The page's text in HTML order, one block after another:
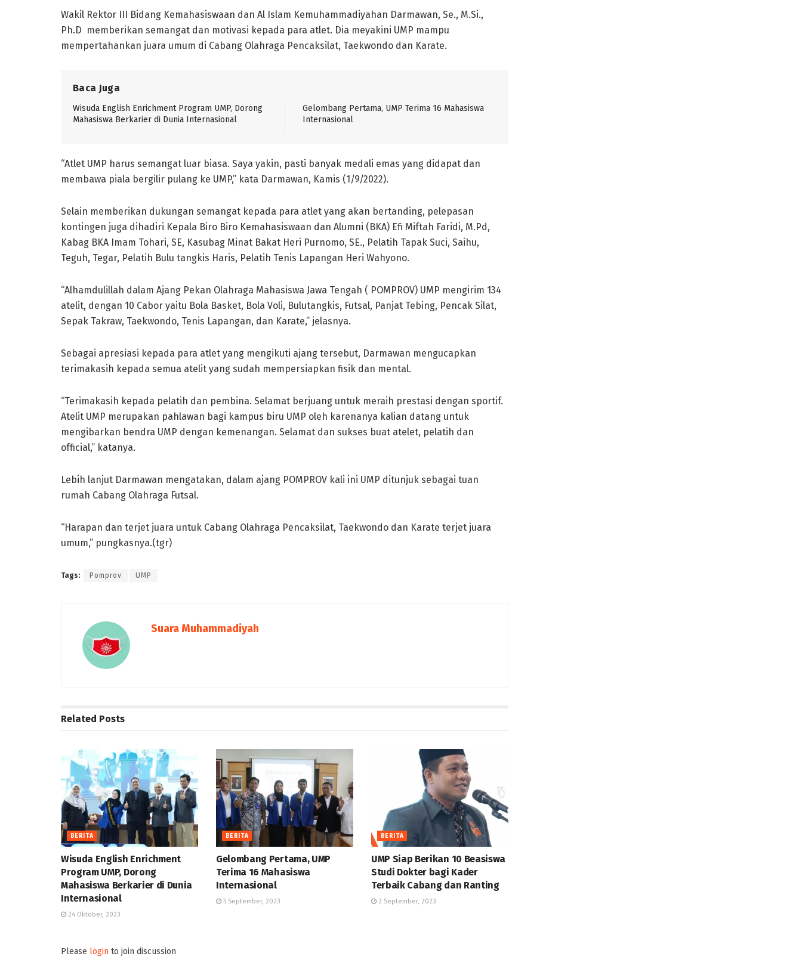
Wakil Rektor III Bidang Kemahasiswaan dan Al Islam Kemuhammadiyahan Darmawan, Se., M.Si.,
Ph.D memberikan semangat dan motivasi kepada para atlet. Dia meyakini UMP mampu
mempertahankan juara umum di Cabang Olahraga Pencaksilat, Taekwondo dan Karate.
Baca Juga
Wisuda English Enrichment Program UMP, Dorong
Mahasiswa Berkarier di Dunia Internasional
Gelombang Pertama, UMP Terima 16 Mahasiswa
Internasional
“Atlet UMP harus semangat luar biasa. Saya yakin, pasti banyak medali emas yang didapat dan
membawa piala bergilir pulang ke UMP,” kata Darmawan, Kamis (1/9/2022).
Selain memberikan dukungan semangat kepada para atlet yang akan bertanding, pelepasan
kontingen juga dihadiri Kepala Biro Biro Kemahasiswaan dan Alumni (BKA) Efi Miftah Faridi, M.Pd,
Kabag BKA Imam Tohari, SE, Kasubag Minat Bakat Heri Purnomo, SE., Pelatih Tapak Suci, Saihu,
Teguh, Tegar, Pelatih Bulu tangkis Haris, Pelatih Tenis Lapangan Heri Wahyono.
“Alhamdulillah dalam Ajang Pekan Olahraga Mahasiswa Jawa Tengah ( POMPROV) UMP mengirim 134
atelit, dengan 10 Cabor yaitu Bola Basket, Bola Voli, Bulutangkis, Futsal, Panjat Tebing, Pencak Silat,
Sepak Takraw, Taekwondo, Tenis Lapangan, dan Karate,” jelasnya.
Sebagai apresiasi kepada para atlet yang mengikuti ajang tersebut, Darmawan mengucapkan
terimakasih kepada semua atelit yang sudah mempersiapkan fisik dan mental.
“Terimakasih kepada pelatih dan pembina. Selamat berjuang untuk meraih prestasi dengan sportif.
Atelit UMP merupakan pahlawan bagi kampus biru UMP oleh karenanya kalian datang untuk
mengibarkan bendra UMP dengan kemenangan. Selamat dan sukses buat atelet, pelatih dan
official,” katanya.
Lebih lanjut Darmawan mengatakan, dalam ajang POMPROV kali ini UMP ditunjuk sebagai tuan
rumah Cabang Olahraga Futsal.
“Harapan dan terjet juara untuk Cabang Olahraga Pencaksilat, Taekwondo dan Karate terjet juara
umum,” pungkasnya.(tgr)
Tags: Pomprov UMP
Suara Muhammadiyah
Related Posts
BERITA
Wisuda English Enrichment
Program UMP, Dorong
Mahasiswa Berkarier di Dunia
Internasional
24 Oktober, 2023
BERITA
Gelombang Pertama, UMP
Terima 16 Mahasiswa
Internasional
5 September, 2023
BERITA
UMP Siap Berikan 10 Beasiswa
Studi Dokter bagi Kader
Terbaik Cabang dan Ranting
2 September, 2023
Please login to join discussion